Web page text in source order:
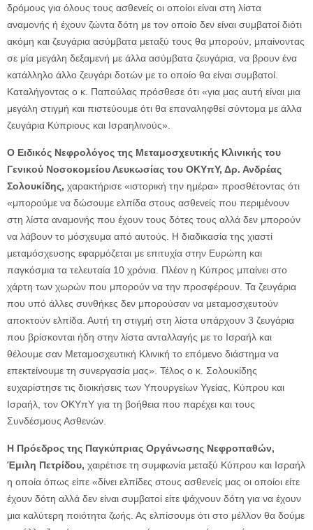
δρόμους για όλους τους ασθενείς οι οποίοι είναι στη λίστα
αναμονής ή έχουν ζώντα δότη με τον οποίο δεν είναι συμβατοί διότι
ακόμη και ζευγάρια ασύμβατα μεταξύ τους θα μπορούν, μπαίνοντας
σε μία μεγάλη δεξαμενή με άλλα ασύμβατα ζευγάρια, να βρουν ένα
κατάλληλο άλλο ζευγάρι δοτών με το οποίο θα είναι συμβατοί.
Καταλήγοντας ο κ. Παπούλας πρόσθεσε ότι «για μας αυτή είναι μια
μεγάλη στιγμή και πιστεύουμε ότι θα επαναληφθεί σύντομα με άλλα
ζευγάρια Κύπριους και Ισραηλινούς».
O Ειδικός Νεφρολόγος της Μεταμοσχευτικής Κλινικής του
Γενικού Νοσοκομείου Λευκωσίας του ΟΚΥπΥ, Δρ. Ανδρέας
Σολουκίδης, χαρακτήρισε «ιστορική την ημέρα» προσθέτοντας ότι
«μπορούμε να δώσουμε ελπίδα στους ασθενείς που περιμένουν
στη λίστα αναμονής που έχουν τους δότες τους αλλά δεν μπορούν
να λάβουν το μόσχευμα από αυτούς. Η διαδικασία της χιαστί
μεταμόσχευσης εφαρμόζεται με επιτυχία στην Ευρώπη και
παγκόσμια τα τελευταία 10 χρόνια. Πλέον η Κύπρος μπαίνει στο
χάρτη των χωρών που μπορούν να την προσφέρουν. Τα ζευγάρια
που υπό άλλες συνθήκες δεν μπορούσαν να μεταμοσχευτούν
αποκτούν ελπίδα. Αυτή τη στιγμή στη λίστα υπάρχουν 3 ζευγάρια
που βρίσκονται ήδη στην λίστα ανταλλαγής με το Ισραήλ και
θέλουμε σαν Μεταμοσχευτική Κλινική το επόμενο διάστημα να
επεκτείνουμε τη συνεργασία μας». Τέλος ο κ. Σολουκίδης
ευχαρίστησε τις διοικήσεις των Υπουργείων Υγείας, Κύπρου και
Ισραήλ, τον ΟΚΥπΥ για τη βοήθεια που παρέχει και τους
Συνδέσμους Ασθενών.
Η Πρόεδρος της Παγκύπριας Οργάνωσης Νεφροπαθών,
Έμιλη Πετρίδου, χαιρέτισε τη συμφωνία μεταξύ Κύπρου και Ισραήλ
η οποία όπως είπε «δίνει ελπίδες στους ασθενείς μας οι οποίοι είτε
έχουν δότη αλλά δεν είναι συμβατοί είτε ψάχνουν δότη για να έχουν
μια καλύτερη ποιότητα ζωής. Ας ελπίσουμε ότι στο μέλλον θα δούμε